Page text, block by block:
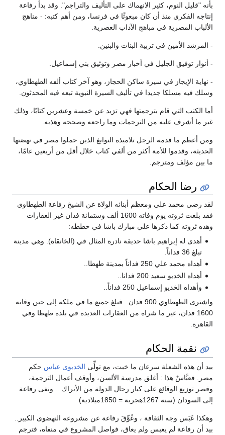
بأنه "قليل النوم، كثير الانهماك على التأليف والتراجم". وقد بدأ رفاعة
إنتاجه الفكري منذ أن كان مبعوثًا في فرنسا، ومن أهم كتبه: - مناهج
الألباب المصرية في مباهج الآداب العصرية.
- المرشد الأمين في تربية البنات والبنين.
- أنوار توفيق الجليل في أخبار مصر وتوثيق بني إسماعيل.
- نهاية الإيجاز في سيرة ساكن الحجاز، وهو آخر كتاب ألفه الطهطاوي،
وسلك فيه مسلكا جديدا في تأليف السيرة النبوية تبعه فيه المحدثون.
أما الكتب التي قام بترجمتها فهي تزيد عن خمسة وعشرين كتابًا، وذلك
غير ما أشرف عليه من الترجمات وما راجعه وصححه وهذبه.
ومن أعظم ما قدمه الرجل تلاميذه النوابغ الذين حملوا مصر في نهضتها
الحديثة، وقدموا للأمة أكثر من ألفي كتاب خلال أقل من أربعين عامًا،
ما بين مؤلف ومترجم.
رضا الحكام
لقد رضي محمد علي ومعظم أبنائه الولاة عن الشيخ رفاعة الطهطاوي
فقد بلغت ثروته يوم وفاته 1600 ألف وستمائة فدان غير العقارات
وهذه ثروته كما ذكرها علي مبارك باشا في خططه:
أهدى له إبراهيم باشا حديقة نادرة المثال في (الخانقاة). وهي مدينة
تبلغ 36 فداناً.
أهداه محمد علي 250 فداناً بمدينة طهطا..
أهداه الخديو سعيد 200 فدانا..
وأهداه الخديو إسماعيل 250 فداناً..
واشترى الطهطاوي 900 فدان.. فبلغ جميع ما في ملكه إلى حين وفاته
1600 فدان، غير ما شراه من العقارات العديدة في بلده طهطا وفي
القاهرة.
نقمة الحكام
بيد أن هذه الشعلة سرعان ما خبت، مع تولِّى الخديوى عباس حكم
مصر. فعبَّاسٌ هذا : أغلق مدرسة الألسن، وأوقف أعمال الترجمة،
وقصر توزيع الوقائع على كبار رجال الدولة من الأتراك .. ونفى رفاعة
إلى السودان (سنة 1267هجرية = 1850ميلادية)
وهكذا عَبَس وجه الثقافة ، وعُوِّقَ رفاعة عن مشروعه النهضوى الكبير..
بيد أن رفاعة لم يعبس ولم يعاق، فواصل المشروع في منفاه، فترجم